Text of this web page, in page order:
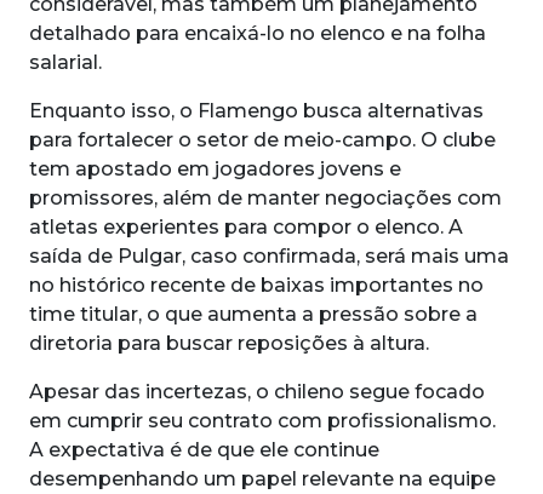
detalhado para encaixá-lo no elenco e na folha
salarial.
Enquanto isso, o Flamengo busca alternativas
para fortalecer o setor de meio-campo. O clube
tem apostado em jogadores jovens e
promissores, além de manter negociações com
atletas experientes para compor o elenco. A
saída de Pulgar, caso confirmada, será mais uma
no histórico recente de baixas importantes no
time titular, o que aumenta a pressão sobre a
diretoria para buscar reposições à altura.
Apesar das incertezas, o chileno segue focado
em cumprir seu contrato com profissionalismo.
A expectativa é de que ele continue
desempenhando um papel relevante na equipe